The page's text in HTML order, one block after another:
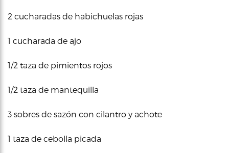
2 cucharadas de habichuelas rojas
1 cucharada de ajo
1/2 taza de pimientos rojos
1/2 taza de mantequilla
3 sobres de sazón con cilantro y achote
1 taza de cebolla picada